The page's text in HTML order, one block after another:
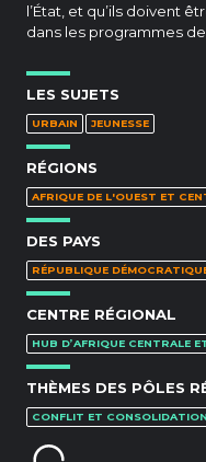
l’État, et qu’ils doivent
dans les programmes
LES SUJETS
URBAIN JEUNESSE
RÉGIONS
AFRIQUE DE L'OUEST ET
DES PAYS
RÉPUBLIQUE
CENTRE RÉGIONAL
HUB D’AFRIQUE CENTRALE
THÈMES DES PÔLES
CONFLIT ET